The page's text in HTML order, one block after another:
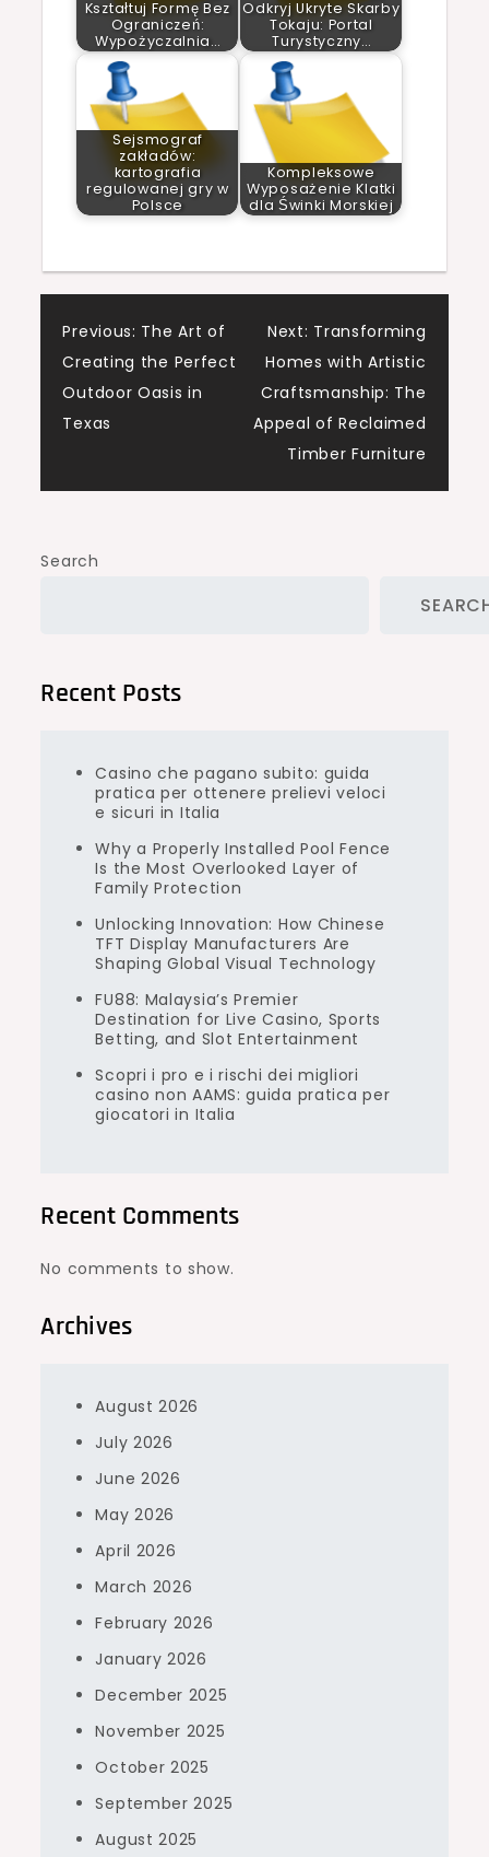
Kształtuj Formę Bez
Ograniczeń:
Wypożyczalnia…
Odkryj Ukryte Skarby
Tokaju: Portal
Turystyczny…
Sejsmograf
zakładów:
kartografia
regulowanej gry w
Polsce
Kompleksowe
Wyposażenie Klatki
dla Świnki Morskiej
Post
navigation
Previous: The Art of
Creating the Perfect
Outdoor Oasis in
Texas
Next: Transforming
Homes with Artistic
Craftsmanship: The
Appeal of Reclaimed
Timber Furniture
Search
Recent Posts
Casino che pagano subito: guida
pratica per ottenere prelievi veloci
e sicuri in Italia
Why a Properly Installed Pool Fence
Is the Most Overlooked Layer of
Family Protection
Unlocking Innovation: How Chinese
TFT Display Manufacturers Are
Shaping Global Visual Technology
FU88: Malaysia’s Premier
Destination for Live Casino, Sports
Betting, and Slot Entertainment
Scopri i pro e i rischi dei migliori
casino non AAMS: guida pratica per
giocatori in Italia
Recent Comments
No comments to show.
Archives
August 2026
July 2026
June 2026
May 2026
April 2026
March 2026
February 2026
January 2026
December 2025
November 2025
October 2025
September 2025
August 2025